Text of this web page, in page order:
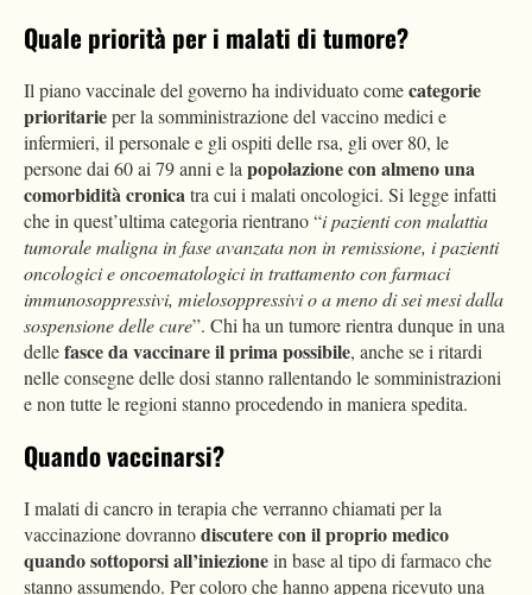
Quale priorità per i malati di tumore?
Il piano vaccinale del governo ha individuato comecategorie
prioritarieper la somministrazione del vaccino medici e
infermieri, il personale e gli ospiti delle rsa, gli over 80, le
persone dai 60 ai 79 anni e la popolazione con almeno una
comorbidità cronicatra cui i malati oncologici. Si legge infatti
che in quest’ultima categoria rientrano “i pazienti con malattia
tumorale maligna in fase avanzata non in remissione, i pazienti
oncologici e oncoematologici in trattamento con farmaci
immunosoppressivi, mielosoppressivi o a meno di sei mesi dalla
sospensione delle cure”. Chi ha un tumore rientra dunque in una
dellefasce da vaccinare il prima possibile, anche se i ritardi
nelle consegne delle dosi stanno rallentando le somministrazioni
e non tutte le regioni stanno procedendo in maniera spedita.
Quando vaccinarsi?
I malati di cancro in terapia che verranno chiamati per la
vaccinazione dovrannodiscutere con il proprio medico
quando sottoporsi all’iniezionein base al tipo di farmaco che
stanno assumendo. Per coloro che hanno appena ricevuto una